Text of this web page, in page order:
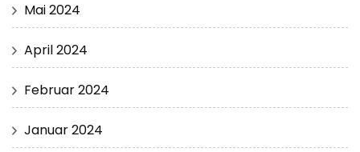
Mai 2024
April 2024
Februar 2024
Januar 2024